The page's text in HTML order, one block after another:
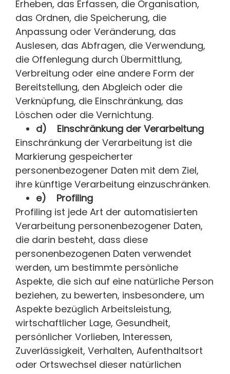
Erheben, das Erfassen, die Organisation,
das Ordnen, die Speicherung, die
Anpassung oder Veränderung, das
Auslesen, das Abfragen, die Verwendung,
die Offenlegung durch Übermittlung,
Verbreitung oder eine andere Form der
Bereitstellung, den Abgleich oder die
Verknüpfung, die Einschränkung, das
Löschen oder die Vernichtung.
d) Einschränkung der Verarbeitung
Einschränkung der Verarbeitung ist die
Markierung gespeicherter
personenbezogener Daten mit dem Ziel,
ihre künftige Verarbeitung einzuschränken.
e) Profiling
Profiling ist jede Art der automatisierten
Verarbeitung personenbezogener Daten,
die darin besteht, dass diese
personenbezogenen Daten verwendet
werden, um bestimmte persönliche
Aspekte, die sich auf eine natürliche Person
beziehen, zu bewerten, insbesondere, um
Aspekte bezüglich Arbeitsleistung,
wirtschaftlicher Lage, Gesundheit,
persönlicher Vorlieben, Interessen,
Zuverlässigkeit, Verhalten, Aufenthaltsort
oder Ortswechsel dieser natürlichen